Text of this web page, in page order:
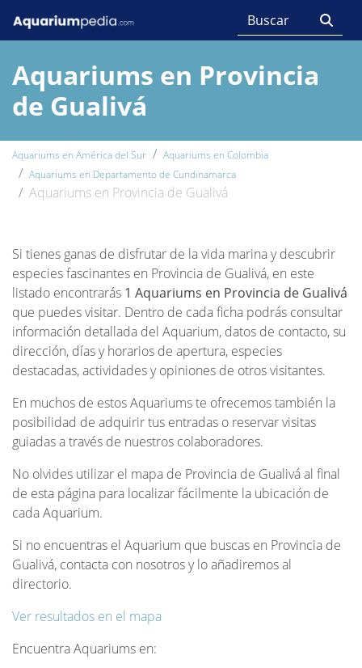
Aquariums en Provincia
de Gualivá
Aquariums en América del Sur
Aquariums en Colombia
Aquariums en Departamento de Cundinamarca
Aquariums en Provincia de Gualivá
Si tienes ganas de disfrutar de la vida marina y descubrir
especies fascinantes en Provincia de Gualivá, en este
listado encontrarás 1 Aquariums en Provincia de Gualivá
que puedes visitar. Dentro de cada ficha podrás consultar
información detallada del Aquarium, datos de contacto, su
dirección, días y horarios de apertura, especies
destacadas, actividades y opiniones de otros visitantes.
En muchos de estos Aquariums te ofrecemos también la
posibilidad de adquirir tus entradas o reservar visitas
guiadas a través de nuestros colaboradores.
No olvides utilizar el mapa de Provincia de Gualivá al final
de esta página para localizar fácilmente la ubicación de
cada Aquarium.
Si no encuentras el Aquarium que buscas en Provincia de
Gualivá, contacta con nosotros y lo añadiremos al
directorio.
Ver resultados en el mapa
Encuentra Aquariums en: